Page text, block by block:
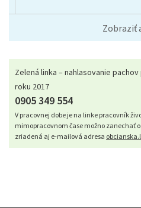
Zobraziť
Zelená linka – nahlasovanie
roku 2017
0905 349 554
V pracovnej dobe je na linke pracovník
mimopracovnom čase možno zanechať
zriadená aj e-mailová adresa